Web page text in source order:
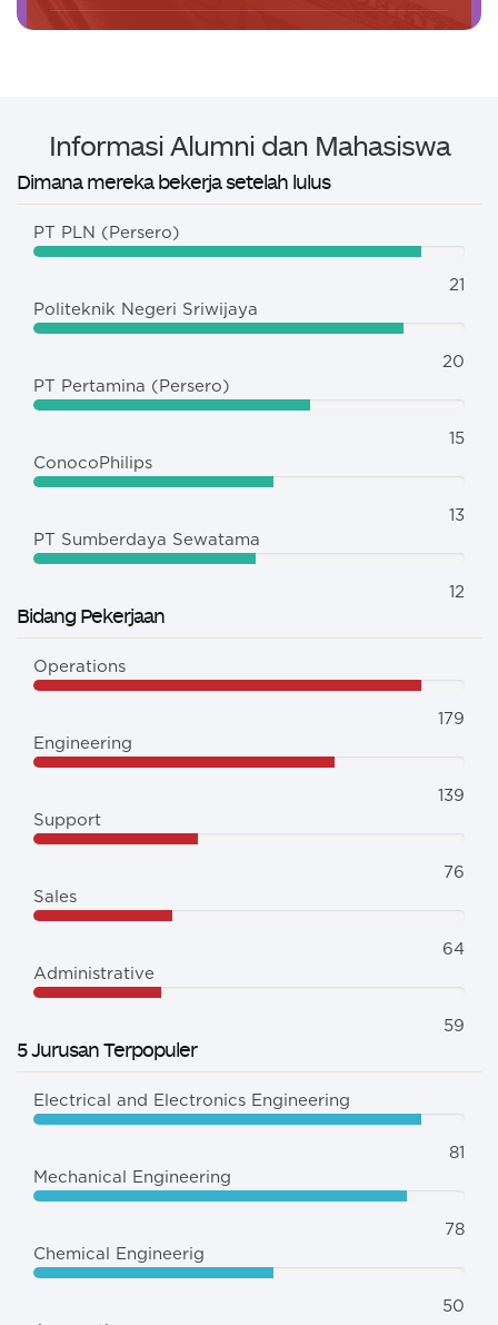
Informasi Alumni dan Mahasiswa
Dimana mereka bekerja setelah lulus
PT PLN (Persero)
21
Politeknik Negeri Sriwijaya
20
PT Pertamina (Persero)
15
ConocoPhilips
13
PT Sumberdaya Sewatama
12
Bidang Pekerjaan
Operations
179
Engineering
139
Support
76
Sales
64
Administrative
59
5 Jurusan Terpopuler
Electrical and Electronics Engineering
81
Mechanical Engineering
78
Chemical Engineerig
50